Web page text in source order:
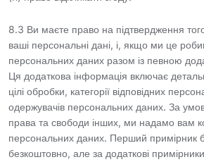
8.3 Ви маєте право на підтвердження
ваші персональні дані, і, якщо ми це
персональних даних разом із певною
Ця додаткова інформація включає
цілі обробки, категорії відповідних
одержувачів персональних даних. За
права та свободи інших, ми надамо вам
персональних даних. Перший примірник
безкоштовно, але за додаткові